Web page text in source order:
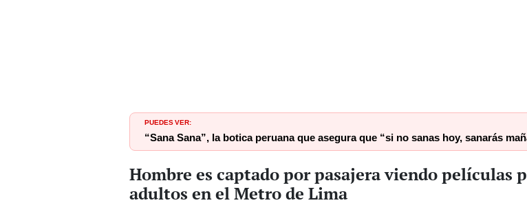
PUEDES VER:
“Sana Sana”, la botica peruana que asegura que “si no sanas hoy, sanarás
Hombre es captado por pasajera viendo películas
adultos en el Metro de Lima